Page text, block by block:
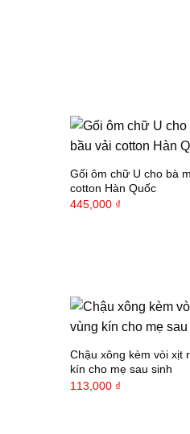
Gối ôm chữ U cho bà
cotton Hàn Quốc
445,000 ₫
Chậu xông kèm vòi xịt
kín cho mẹ sau sinh
113,000 ₫